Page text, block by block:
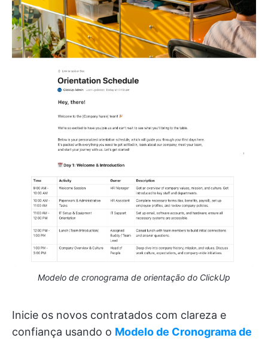
Modelo de cronograma de orientação do ClickUp
Inicie os novos contratados com clareza e
confiança usando o Modelo de Cronograma de